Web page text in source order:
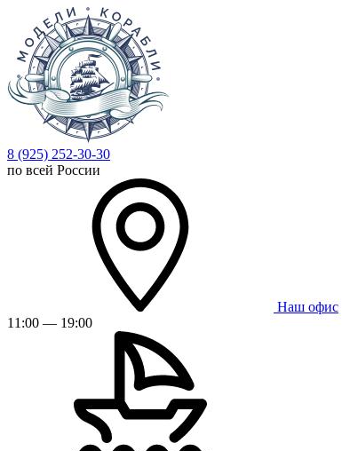
8 (925) 252-30-30
по всей России
Наш офис
11:00 — 19:00